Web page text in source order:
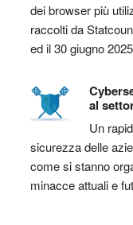
dei browser più
raccolti da
ed il 30 giugno
al
Un
sicurezza delle
come si stanno
minacce attuali e